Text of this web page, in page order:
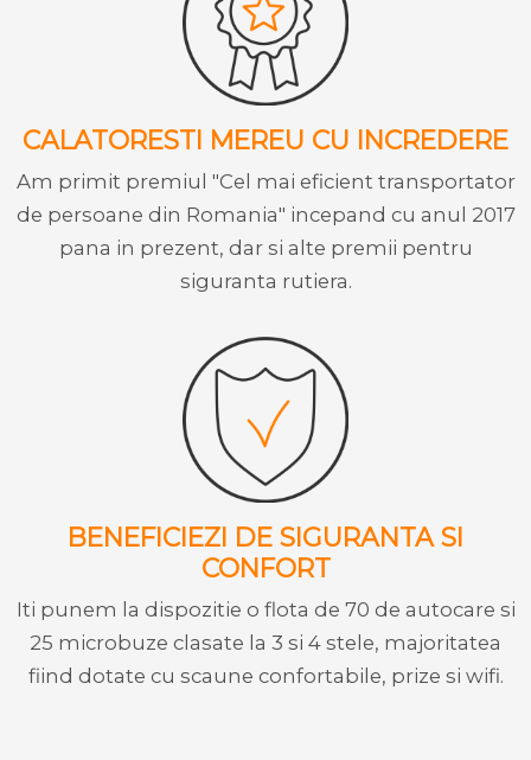
CALATORESTI MEREU CU INCREDERE
Am primit premiul "Cel mai eficient transportator
de persoane din Romania" incepand cu anul 2017
pana in prezent, dar si alte premii pentru
siguranta rutiera.
BENEFICIEZI DE SIGURANTA SI
CONFORT
Iti punem la dispozitie o flota de 70 de autocare si
25 microbuze clasate la 3 si 4 stele, majoritatea
fiind dotate cu scaune confortabile, prize si wifi.